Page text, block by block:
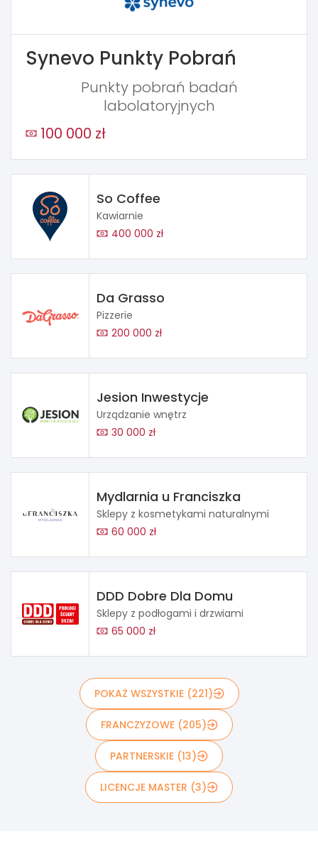
Synevo Punkty Pobrań
Punkty pobrań badań
labolatoryjnych
100 000 zł
So Coffee
Kawiarnie
400 000 zł
Da Grasso
Pizzerie
200 000 zł
Jesion Inwestycje
Urządzanie wnętrz
30 000 zł
Mydlarnia u Franciszka
Sklepy z kosmetykami naturalnymi
60 000 zł
DDD Dobre Dla Domu
Sklepy z podłogami i drzwiami
65 000 zł
POKAŻ WSZYSTKIE (221)
FRANCZYZOWE (205)
PARTNERSKIE (13)
LICENCJE MASTER (3)